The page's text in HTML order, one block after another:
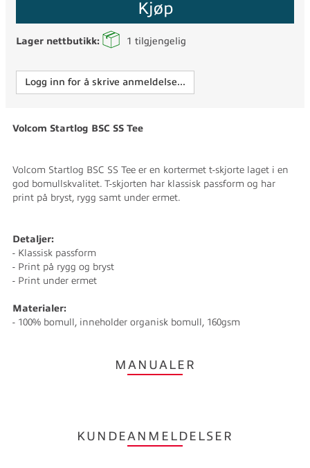
Logg inn for å skrive anmeldelse...
Kjøp
Lager nettbutikk: 1 tilgjengelig
Volcom Startlog BSC SS Tee
Volcom Startlog BSC SS Tee er en kortermet t-skjorte laget i en
god bomullskvalitet. T-skjorten har klassisk passform og har
print på bryst, rygg samt under ermet.
Detaljer:
- Klassisk passform
- Print på rygg og bryst
- Print under ermet
Materialer:
- 100% bomull, inneholder organisk bomull, 160gsm
MANUALER
KUNDEANMELDELSER